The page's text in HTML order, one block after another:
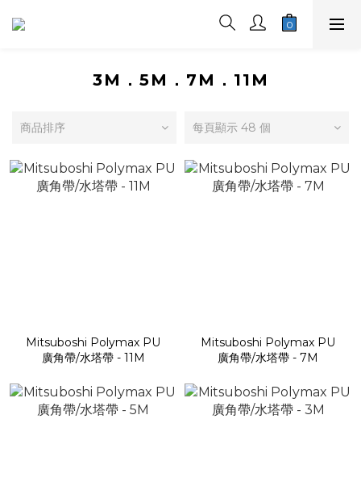
3M．5M．7M．11M
商品排序 每頁顯示 48 個
Mitsuboshi Polymax PU
廣角帶/水塔帶 - 11M
Mitsuboshi Polymax PU
廣角帶/水塔帶 - 7M